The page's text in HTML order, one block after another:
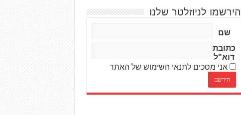
הירשמו לניוזלטר שלנו
שם
כתובת
דוא"ל
אני מסכים לתנאי השימוש של האתר